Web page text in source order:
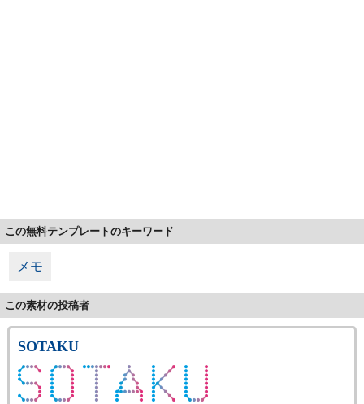
この無料テンプレートのキーワード
メモ
この素材の投稿者
SOTAKU